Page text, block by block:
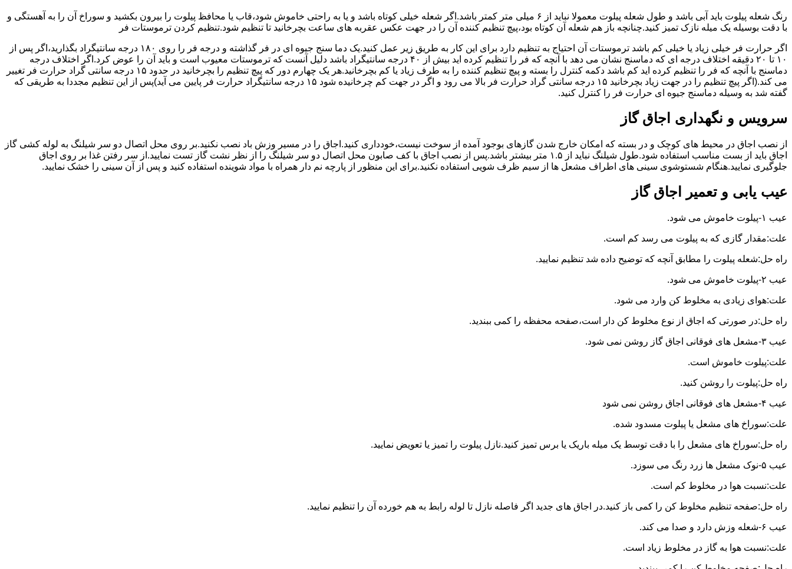
رنگ شعله پیلوت باید آبی باشد و طول شعله پیلوت معمولا نباید از ۶ میلی متر کمتر باشد.اگر شعله خیلی کوتاه باشد و یا به راحتی خاموش شود،قاب یا محافظ پیلوت را بیرون بکشید و سوراخ آن را به آهستگی و
با دقت بوسیله یک میله نازک تمیز کنید.چنانچه باز هم شعله آن کوتاه بود،پیچ تنظیم کننده آن را در جهت عکس عقربه های ساعت بچرخانید تا تنظیم شود.تنظیم کردن ترموستات فر
اگر حرارت فر خیلی زیاد یا خیلی کم باشد ترموستات آن احتیاج به تنظیم دارد برای این کار به طریق زیر عمل کنید.یک دما سنج جیوه ای در فر گذاشته و درجه فر را روی ۱۸۰ درجه سانتیگراد بگذارید،اگر پس از
۱۰ تا ۲۰ دقیقه اختلاف درجه ای که دماسنج نشان می دهد با آنچه که فر را تنظیم کرده اید بیش از ۴۰ درجه سانتیگراد باشد دلیل آنست که ترموستات معیوب است و باید آن را عوض کرد.اگر اختلاف درجه
دماسنج با آنچه که فر را تنظیم کرده اید کم باشد دکمه کنترل را بسته و پیچ تنظیم کننده را به طرف زیاد یا کم بچرخانید.هر یک چهارم دور که پیچ تنظیم را بچرخانید در حدود ۱۵ درجه سانتی گراد حرارت فر تغییر
می کند.(اگر پیچ تنظیم را در جهت زیاد بچرخانید ۱۵ درجه سانتی گراد حرارت فر بالا می رود و اگر در جهت کم چرخانیده شود ۱۵ درجه سانتیگراد حرارت فر پایین می آید)پس از این تنظیم مجددا به طریقی که
گفته شد به وسیله دماسنج جیوه ای حرارت فر را کنترل کنید.
سرویس و نگهداری اجاق گاز
از نصب اجاق در محیط های کوچک و در بسته که امکان خارج شدن گازهای بوجود آمده از سوخت نیست،خودداری کنید.اجاق را در مسیر وزش باد نصب نکنید.بر روی محل اتصال دو سر شیلنگ به لوله کشی گاز
اجاق باید از بست مناسب استفاده شود.طول شیلنگ نباید از ۱.۵ متر بیشتر باشد.پس از نصب اجاق با کف صابون محل اتصال دو سر شیلنگ را از نظر نشت گاز تست نمایید.از سر رفتن غذا بر روی اجاق
جلوگیری نمایید.هنگام شستوشوی سینی های اطراف مشعل ها از سیم ظرف شویی استفاده نکنید.برای این منظور از پارچه نم دار همراه با مواد شوینده استفاده کنید و پس از آن سینی را خشک نمایید.
عیب یابی و تعمیر اجاق گاز
عیب ۱-پیلوت خاموش می شود.
علت:مقدار گازی که به پیلوت می رسد کم است.
راه حل:شعله پیلوت را مطابق آنچه که توضیح داده شد تنظیم نمایید.
عیب ۲-پیلوت خاموش می شود.
علت:هوای زیادی به مخلوط کن وارد می شود.
راه حل:در صورتی که اجاق از نوع مخلوط کن دار است،صفحه محفظه را کمی ببندید.
عیب ۳-مشعل های فوقانی اجاق گاز روشن نمی شود.
علت:پیلوت خاموش است.
راه حل:پیلوت را روشن کنید.
عیب ۴-مشعل های فوقانی اجاق روشن نمی شود
علت:سوراخ های مشعل یا پیلوت مسدود شده.
راه حل:سوراخ های مشعل را با دقت توسط یک میله باریک یا برس تمیز کنید.نازل پیلوت را تمیز یا تعویض نمایید.
عیب ۵-نوک مشعل ها زرد رنگ می سوزد.
علت:نسبت هوا در مخلوط کم است.
راه حل:صفحه تنظیم مخلوط کن را کمی باز کنید.در اجاق های جدید اگر فاصله نازل تا لوله رابط به هم خورده آن را تنظیم نمایید.
عیب ۶-شعله وزش دارد و صدا می کند.
علت:نسبت هوا به گاز در مخلوط زیاد است.